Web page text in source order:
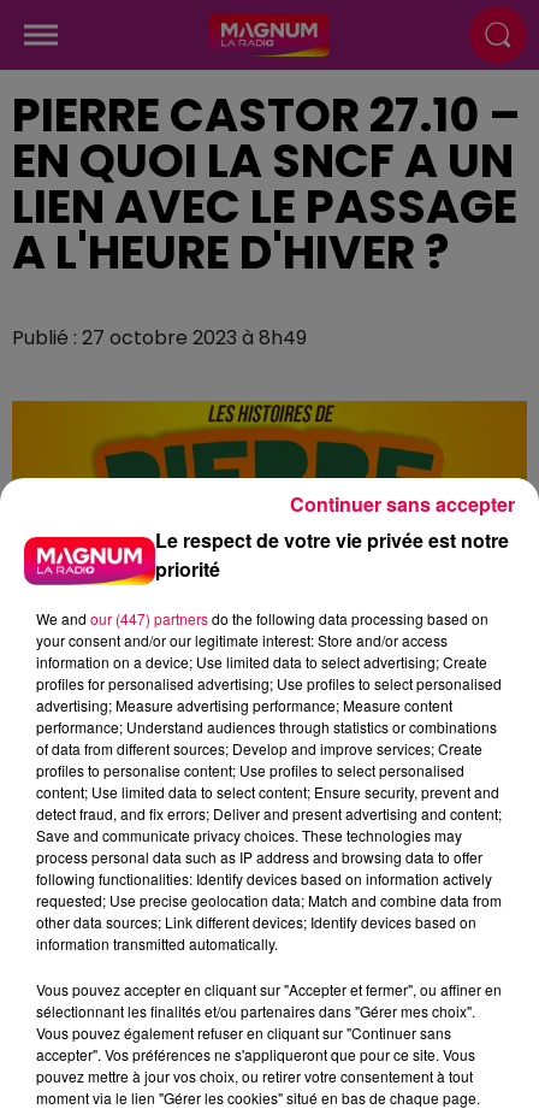
PIERRE CASTOR 27.10 –
EN QUOI LA SNCF A UN
LIEN AVEC LE PASSAGE
A L'HEURE D'HIVER ?
Publié : 27 octobre 2023 à 8h49
podcasts/2023/10/PIERRE-CASTOR-27.10-–-EN-
QUOI-LA-SNCF-A-UN-LIEN-AVEC-LE-PASSAGE-A-
LHEURE-DHIVER.mp3
Le respect de votre vie privée est notre
priorité
We and our (447) partnersdo the following data processing based on
your consent and/or our legitimate interest: Store and/or access
information on a device; Use limited data to select advertising; Create
profiles for personalised advertising; Use profiles to select personalised
advertising; Measure advertising performance; Measure content
performance; Understand audiences through statistics or combinations
of data from different sources; Develop and improve services; Create
profiles to personalise content; Use profiles to select personalised
content; Use limited data to select content; Ensure security, prevent and
detect fraud, and fix errors; Deliver and present advertising and content;
Save and communicate privacy choices. These technologies may
process personal data such as IP address and browsing data to offer
following functionalities: Identify devices based on information actively
requested; Use precise geolocation data; Match and combine data from
other data sources; Link different devices; Identify devices based on
information transmitted automatically.
Vous pouvez accepter en cliquant sur "Accepter et fermer", ou affiner en
sélectionnant les finalités et/ou partenaires dans "Gérer mes choix".
Vous pouvez également refuser en cliquant sur "Continuer sans
accepter". Vos préférences ne s'appliqueront que pour ce site. Vous
pouvez mettre à jour vos choix, ou retirer votre consentement à tout
moment via le lien "Gérer les cookies" situé en bas de chaque page.
Continuer sans accepter